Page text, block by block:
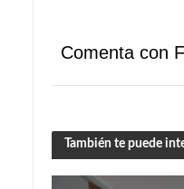
Comenta con
También te puede